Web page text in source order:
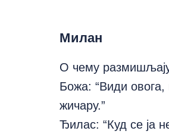
Милан
О чему
Божа: “Види овога,
жичару.”
Ђилас: “Куд се ја